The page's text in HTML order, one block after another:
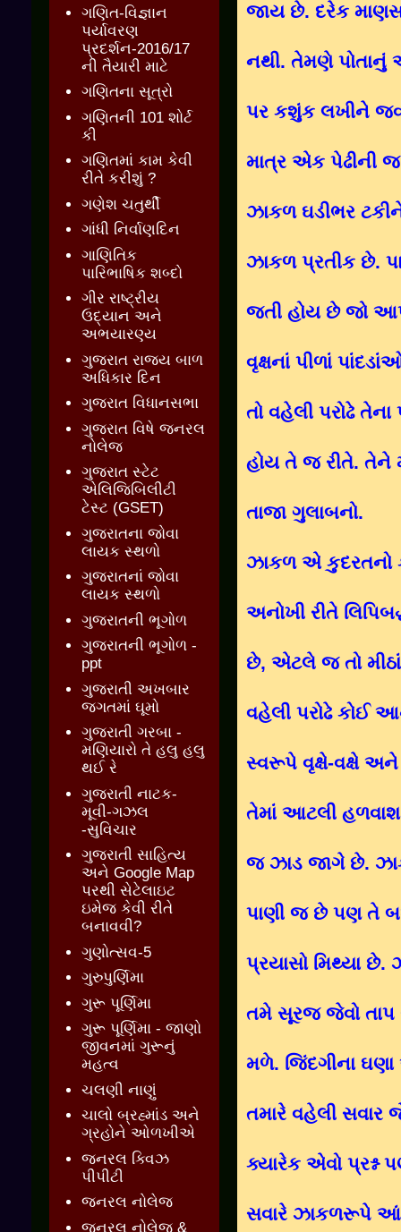
જાય છે. દરેક
નથી. તેમણે પોતાનું
પર કશુંક લખીને
માત્ર એક પેઢીની
ઝાકળ ઘડીભર
ઝાકળ પ્રતીક છે.
જતી હોય છે જો
વૃક્ષનાં પીળાં
તો વહેલી પરોઢે
હોય તે જ રીતે. તેને
તાજા ગુલાબનો.
ઝાકળ એ કુદરતનો
અનોખી રીતે
છે, એટલે જ તો
વહેલી પરોઢે કોઈ
સ્વરૂપે વૃક્ષે-વક્ષે
તેમાં આટલી
જ ઝાડ જાગે છે.
પાણી જ છે પણ તે
પ્રયાસો મિથ્યા
તમે સૂરજ જેવો તાપ
મળે. જિંદગીના ઘણા
તમારે વહેલી
ક્યારેક એવો પ્રશ્ન
સવારે ઝાકળરૂપે
ગણિત-વિજ્ઞાન
પર્યાવરણ
પ્રદર્શન-2016/17
ની તૈયારી માટે
ગણિતના સૂત્રો
ગણિતની 101 શોર્ટ
કી
ગણિતમાં કામ કેવી
રીતે કરીશું ?
ગણેશ ચતુર્થી
ગાંધી નિર્વાણદિન
ગાણિતિક
પારિભાષિક શબ્દો
ગીર રાષ્ટ્રીય
ઉદ્યાન અને
અભયારણ્ય
ગુજરાત રાજ્ય બાળ
અધિકાર દિન
ગુજરાત વિધાનસભા
ગુજરાત વિષે જનરલ
નોલેજ
ગુજરાત સ્ટેટ
એલિજિબિલીટી
ટેસ્ટ (GSET)
ગુજરાતના જોવા
લાયક સ્થળો
ગુજરાતનાં જોવા
લાયક સ્થળો
ગુજરાતની ભૂગોળ
ગુજરાતની ભૂગોળ -
ppt
ગુજરાતી અખબાર
જગતમાં ઘૂમો
ગુજરાતી ગરબા -
મણિયારો તે હલુ હલુ
થઈ રે
ગુજરાતી નાટક-
મૂવી-ગઝલ
-સુવિચાર
ગુજરાતી સાહિત્ય
અને Google Map
પરથી સેટેલાઇટ
ઇમેજ કેવી રીતે
બનાવવી?
ગુણોત્સવ-5
ગુરુપુર્ણિમા
ગુરૂ પૂર્ણિમા
ગુરૂ પૂર્ણિમા - જાણો
જીવનમાં ગુરૂનું
મહત્વ
ચલણી નાણું
ચાલો બ્રહ્માંડ અને
ગ્રહોને ઓળખીએ
જનરલ ક્વિઝ
પીપીટી
જનરલ નોલેજ
જનરલ નોલેજ &